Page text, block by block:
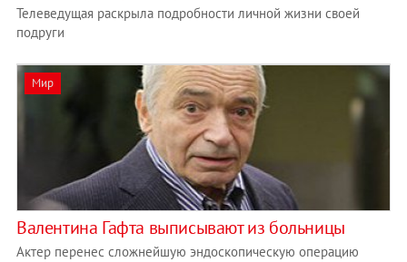
Телеведущая раскрыла подробности личной жизни своей
подруги
Мир
Валентина Гафта выписывают из больницы
Актер перенес сложнейшую эндоскопическую операцию